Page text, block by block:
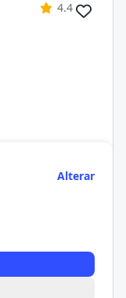
4.4
Alterar